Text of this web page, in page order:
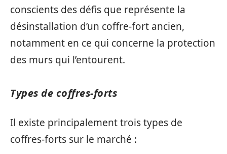
conscients des défis que représente la
désinstallation d’un coffre-fort ancien,
notamment en ce qui concerne la protection
des murs qui l’entourent.
Types de coffres-forts
Il existe principalement trois types de
coffres-forts sur le marché :